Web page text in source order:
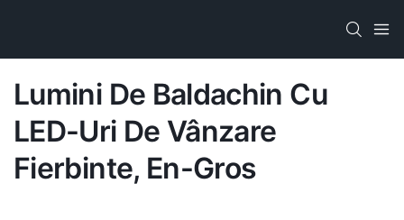
Lumini De Baldachin Cu
LED-Uri De Vânzare
Fierbinte, En-Gros